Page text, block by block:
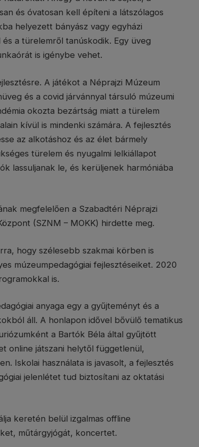
és óvatosan kell építeni a látszólagos
helyezett bányász vagy egyházi
a türelemről tanúskodik. Egy üveg
is igénybe vehet.
A játékot a Néprajzi Múzeum
és a covid járvánnyal társuló múzeumi
okozta bezártság miatt a türelem
kívül is mindenki számára. A fejlesztés
az alkotáshoz és az élet bármely
türelem és nyugalmi lelkiállapot
lassuljanak le, és kerüljenek harmóniába
megfelelően a Szabadtéri Néprajzi
(SZNM – MOKK) hirdette meg.
hogy szélesebb szakmai körben is
múzeumpedagógiai fejlesztéseiket. 2020
is.
anyaga egy a gyűjteményt és a
áll. A honlapon idővel bővülő tematikus
a Bartók Béla által gyűjtött
online játszani helytől függetlenül,
Iskolai használata is javasolt, a fejlesztés
jelenlétet tud biztosítani az oktatási
keretén belül izgalmas offline
műtárgyjógát, koncertet.